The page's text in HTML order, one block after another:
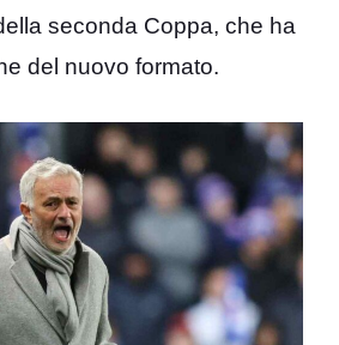
seconda Coppa, che ha
del nuovo formato.